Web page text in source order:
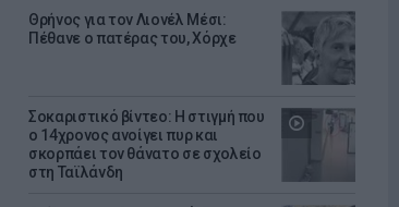
Θρήνος για τον Λιονέλ Μέσι:
Πέθανε ο πατέρας του, Χόρχε
Σοκαριστικό βίντεο: Η στιγμή που
ο 14χρονος ανοίγει πυρ και
σκορπάει τον θάνατο σε σχολείο
στη Ταϊλάνδη